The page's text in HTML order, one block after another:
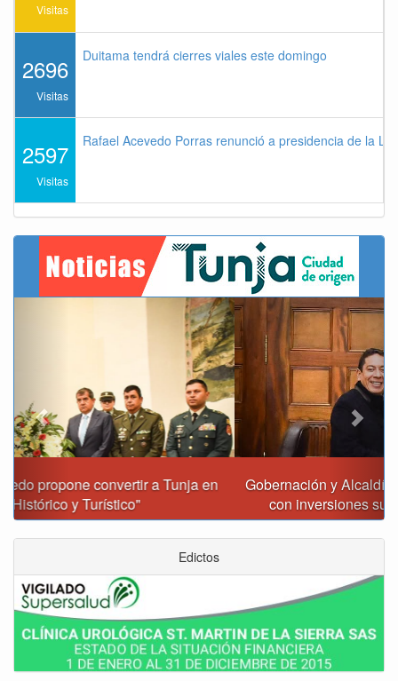
Visitas
2696
Visitas
Duitama tendrá cierres viales este domingo
2597
Visitas
Rafael Acevedo Porras renunció a presidencia de la
Gobernación y Alcaldía de Tunja revisan 120 proyectos
con inversiones superiores a $385.000 millones
Next
Edictos